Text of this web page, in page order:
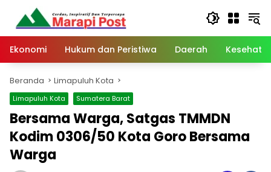
Langsung
konten
Ekonomi
Hukum dan Peristiwa Daerah
Beranda Limapuluh Kota
Limapuluh Kota Sumatera Barat
Bersama Warga, Satgas TMMDN
Kodim 0306/50 Kota Goro Bersama
Warga